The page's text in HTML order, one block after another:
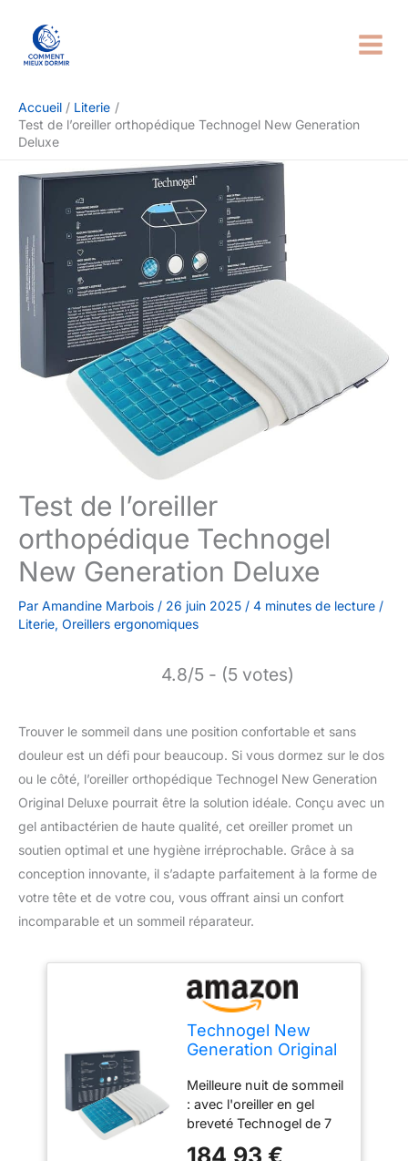
contenu
Accueil
Literie
Test de l’oreiller orthopédique Technogel New Generation
Deluxe
Test de l’oreiller
orthopédique Technogel
New Generation Deluxe
Par Amandine Marbois / 26 juin 2025 / 4 minutes de lecture /
Literie, Oreillers ergonomiques
4.8/5 - (5 votes)
Trouver le sommeil dans une position confortable et sans
douleur est un défi pour beaucoup. Si vous dormez sur le dos
ou le côté, l’oreiller orthopédique Technogel New Generation
Original Deluxe pourrait être la solution idéale. Conçu avec un
gel antibactérien de haute qualité, cet oreiller promet un
soutien optimal et une hygiène irréprochable. Grâce à sa
conception innovante, il s’adapte parfaitement à la forme de
votre tête et de votre cou, vous offrant ainsi un confort
incomparable et un sommeil réparateur.
Technogel New
Generation Original
orthopédique en
Gel HWS
antibactérien pour
Les Personnes
Meilleure nuit de sommeil
: avec l'oreiller en gel
breveté Technogel de 7